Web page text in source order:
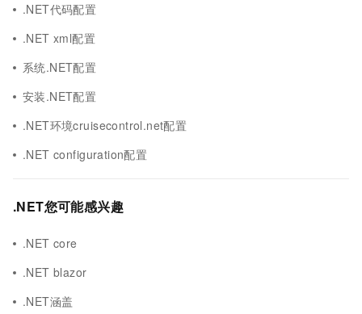
.NET代码配置
.NET xml配置
系统.NET配置
安装.NET配置
.NET环境cruisecontrol.net配置
.NET configuration配置
.NET您可能感兴趣
.NET core
.NET blazor
.NET涵盖